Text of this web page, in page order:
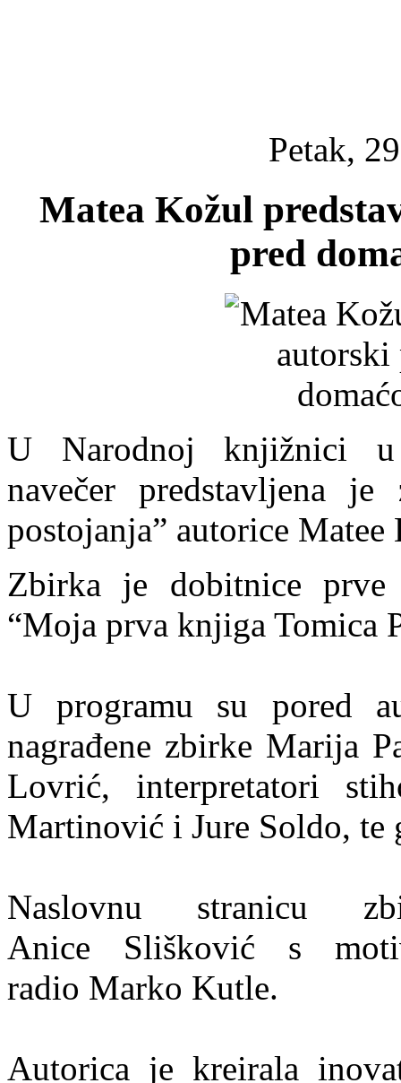
Petak,
Matea Kožul
pred
U Narodnoj knjižnici
navečer predstavljena
postojanja” autorice Matee
Zbirka je dobitnice prve
“Moja prva knjiga Tomica
U programu su pored
nagrađene zbirke Marija
Lovrić, interpretatori
Martinović i Jure Soldo,
Naslovnu stranicu
Anice Slišković s
radio Marko Kutle.
Autorica je kreirala